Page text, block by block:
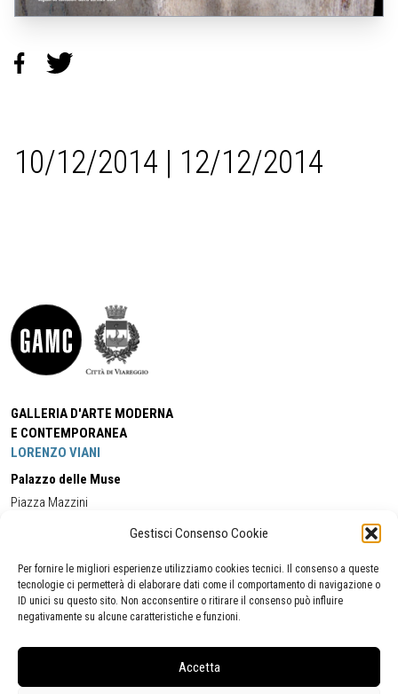
Gestisci Consenso Cookie
Per fornire le migliori esperienze utilizziamo cookies tecnici. Il consenso a queste
tecnologie ci permetterà di elaborare dati come il comportamento di navigazione o
ID unici su questo sito. Non acconsentire o ritirare il consenso può influire
negativamente su alcune caratteristiche e funzioni.
Accetta
10/12/2014 | 12/12/2014
GALLERIA D'ARTE MODERNA
E CONTEMPORANEA
LORENZO VIANI
Palazzo delle Muse
Piazza Mazzini
Cell:+39 338 5714978 (orario apertura Galleria)
Tel:
+39 0584 944580
(orario 09.00/13.00)
Email:gamc@comune.viareggio.lu.it
Segnalazione di inaccessibilità